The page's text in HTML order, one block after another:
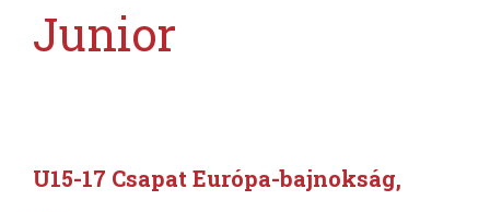
Junior
U15-17 Csapat Európa-bajnokság,